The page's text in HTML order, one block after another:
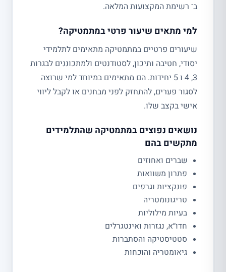
ב־ רשימת המקצועות המלאה.
למי מתאים שיעור פרטי במתמטיקה?
שיעורים פרטיים במתמטיקה מתאימים לתלמידי
יסודי, חטיבה ותיכון, לסטודנטים ולמתכוננים לבגרות
3, 4 ו 5 יחידות. הם מתאימים במיוחד למי שרוצה
לסגור פערים, להתחזק לפני מבחנים או לקבל ליווי
אישי בקצב שלו.
נושאים נפוצים במתמטיקה שהתלמידים
מתקשים בהם
שברים ואחוזים
פתרון משוואות
פונקציות וגרפים
טריגונומטריה
בעיות מילוליות
חדו״א, נגזרות ואינטגרלים
סטטיסטיקה והסתברות
גיאומטריה והוכחות